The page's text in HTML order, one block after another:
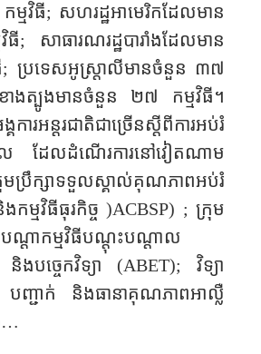
មវិធី; សហរដ្ឋអាមេរិកដែលមាន
ធី; សាធារណរដ្ឋបារាំងដែលមាន
; ប្រទេសអូស្ត្រាលីមានចំនួន ៣៧
ខាងត្បូងមានចំនួន ២៧ កម្មវិធី​។
រអន្តរជាតិជាច្រើនស្តីពីការអប់រំ
ដែល​ដំណើរការនៅវៀតណាម
មប្រឹក្សាទទួលស្គាល់គុណភាពអប់រំ
ម្មវិធីធុរកិច្ច (ACBSP) ; ក្រុម
បណ្ដា​កម្មវិធីបណ្ដុះបណ្ដាល
ងបច្ចេកវិទ្យា (ABET);វិទ្យា
បញ្ជាក់ និងធានាគុណភាពអាល្លឺ